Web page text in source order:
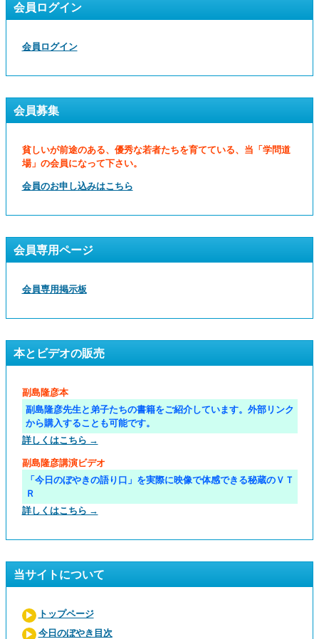
会員ログイン
会員ログイン
会員募集
貧しいが前途のある、優秀な若者たちを育てている、当「学問道
場」の会員になって下さい。
会員のお申し込みはこちら
会員専用ページ
会員専用掲示板
本とビデオの販売
副島隆彦本
副島隆彦先生と弟子たちの書籍をご紹介しています。外部リンク
から購入することも可能です。
詳しくはこちら →
副島隆彦講演ビデオ
「今日のぼやきの語り口」を実際に映像で体感できる秘蔵のＶＴ
Ｒ
詳しくはこちら →
当サイトについて
トップページ
今日のぼやき目次